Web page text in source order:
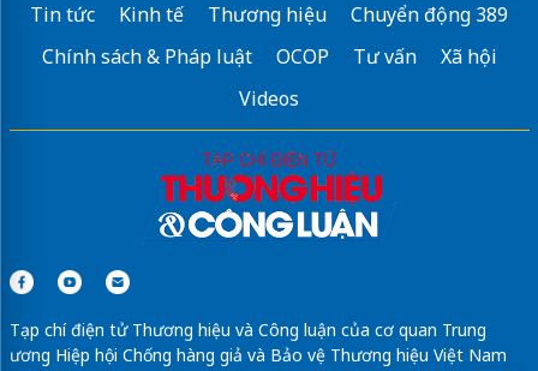
Tin tức Kinh tế Thương hiệu
Chuyển động 389
Chính sách & Pháp luật
OCOP Tư vấn
Xã hội
Videos
Tạp chí điện tử Thương hiệu và Công luận của cơ quan Trung
ương Hiệp hội Chống hàng giả và Bảo vệ Thương hiệu Việt Nam